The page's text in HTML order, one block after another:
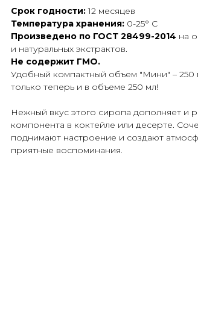
Срок годности:12 месяцев
Температура хранения: 0-25° С
Произведено по ГОСТ 28499-2014 на
и натуральных экстрактов.
Не содержит ГМО.
Удобный компактный объем "Мини" – 250
только теперь и в объеме 250 мл!
Нежный вкус этого сиропа дополняет и
компонента в коктейле или десерте.
поднимают настроение и создают
приятные воспоминания.